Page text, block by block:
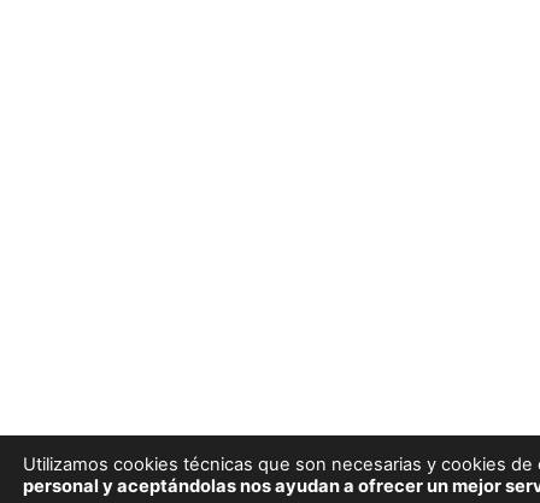
Utilizamos cookies técnicas que son necesarias y cookies
personal y aceptándolas nos ayudan a ofrecer un mejor